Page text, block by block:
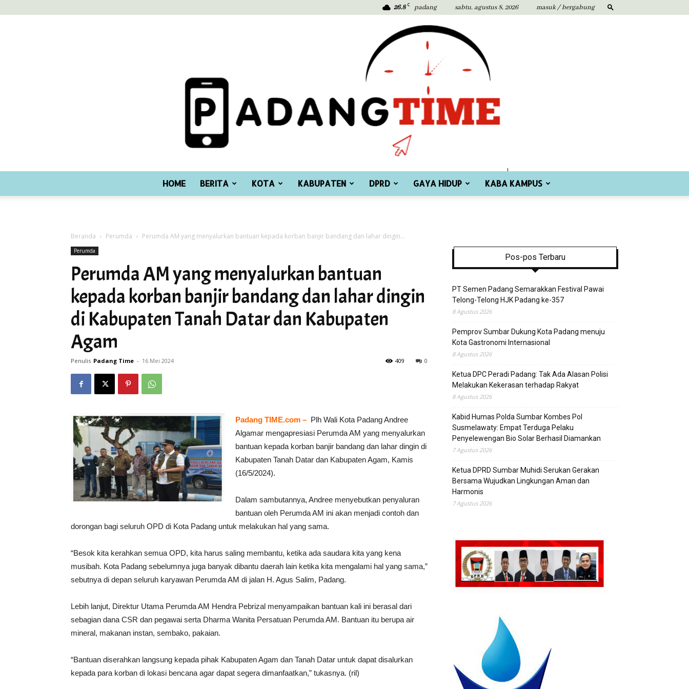
26.8 C padang sabtu, agustus 8, 2026 masuk / bergabung
Time
HOME BERITA KOTA KABUPATEN DPRD GAYA HIDUP KABA KAMPUS
Beranda Perumda Perumda AM yang menyalurkan bantuan kepada korban banjir bandang dan lahar dingin...
Perumda
Perumda AM yang menyalurkan bantuan
kepada korban banjir bandang dan lahar dingin
di Kabupaten Tanah Datar dan Kabupaten
Agam
Penulis Padang Time - 16 Mei 2024 0
409
Padang TIME.com – Plh Wali Kota Padang Andree
Algamar mengapresiasi Perumda AM yang menyalurkan
bantuan kepada korban banjir bandang dan lahar dingin di
Kabupaten Tanah Datar dan Kabupaten Agam, Kamis
(16/5/2024).
Dalam sambutannya, Andree menyebutkan penyaluran
bantuan oleh Perumda AM ini akan menjadi contoh dan
dorongan bagi seluruh OPD di Kota Padang untuk melakukan hal yang sama.
“Besok kita kerahkan semua OPD, kita harus saling membantu, ketika ada saudara kita yang kena
musibah. Kota Padang sebelumnya juga banyak dibantu daerah lain ketika kita mengalami hal yang sama,”
sebutnya di depan seluruh karyawan Perumda AM di jalan H. Agus Salim, Padang.
Lebih lanjut, Direktur Utama Perumda AM Hendra Pebrizal menyampaikan bantuan kali ini berasal dari
sebagian dana CSR dan pegawai serta Dharma Wanita Persatuan Perumda AM. Bantuan itu berupa air
mineral, makanan instan, sembako, pakaian.
“Bantuan diserahkan langsung kepada pihak Kabupaten Agam dan Tanah Datar untuk dapat disalurkan
kepada para korban di lokasi bencana agar dapat segera dimanfaatkan,” tukasnya. (ril)
Pos-pos Terbaru
PT Semen Padang Semarakkan Festival Pawai
Telong-Telong HJK Padang ke-357
8 Agustus 2026
Pemprov Sumbar Dukung Kota Padang menuju
Kota Gastronomi Internasional
8 Agustus 2026
Ketua DPC Peradi Padang: Tak Ada Alasan Polisi
Melakukan Kekerasan terhadap Rakyat
8 Agustus 2026
Kabid Humas Polda Sumbar Kombes Pol
Susmelawaty: Empat Terduga Pelaku
Penyelewengan Bio Solar Berhasil Diamankan
7 Agustus 2026
Ketua DPRD Sumbar Muhidi Serukan Gerakan
Bersama Wujudkan Lingkungan Aman dan
Harmonis
7 Agustus 2026